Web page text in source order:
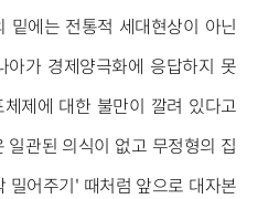
밑에는 전통적 세대현상이 아닌
아가 경제양극화에 응답하지 못
제에 대한 불만이 깔려 있다고
일관된 의식이 없고 무정형의 집
밀어주기' 때처럼 앞으로 대자본